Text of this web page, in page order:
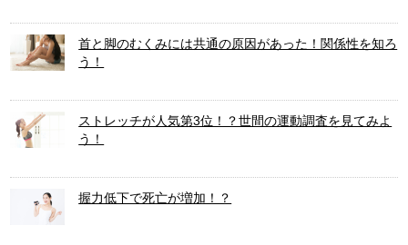
首と脚のむくみには共通の原因があった！関係性を知ろ
う！
ストレッチが人気第3位！？世間の運動調査を見てみよ
う！
握力低下で死亡が増加！？